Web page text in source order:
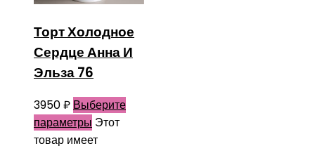
Торт Холодное
Сердце Анна И
Эльза 76
3950₽ Выберите
параметры Этот
товар имеет